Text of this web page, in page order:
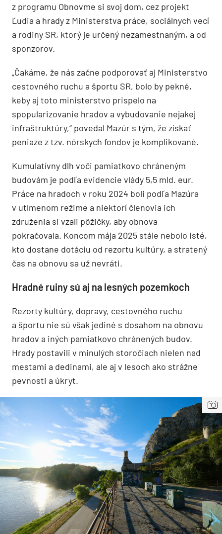
z programu Obnovme si svoj dom, cez projekt
Ľudia a hrady z Ministerstva práce, sociálnych vecí
a rodiny SR, ktorý je určený nezamestnaným, a od
sponzorov.
„Čakáme, že nás začne podporovať aj Ministerstvo
cestovného ruchu a športu SR, bolo by pekné,
keby aj toto ministerstvo prispelo na
spopularizovanie hradov a vybudovanie nejakej
infraštruktúry,“ povedal Mazúr s tým, že získať
peniaze z tzv. nórskych fondov je komplikované.
Kumulatívny dlh voči pamiatkovo chráneným
budovám je podľa evidencie vlády 5,5 mld. eur.
Práce na hradoch v roku 2024 boli podľa Mazúra
v utlmenom režime a niektorí členovia ich
združenia si vzali pôžičky, aby obnova
pokračovala. Koncom mája 2025 stále nebolo isté,
kto dostane dotáciu od rezortu kultúry, a stratený
čas na obnovu sa už nevráti.
Hradné ruiny sú aj na lesných pozemkoch
Rezorty kultúry, dopravy, cestovného ruchu
a športu nie sú však jediné s dosahom na obnovu
hradov a iných pamiatkovo chránených budov.
Hrady postavili v minulých storočiach nielen nad
mestami a dedinami, ale aj v lesoch ako strážne
pevnosti a úkryt.